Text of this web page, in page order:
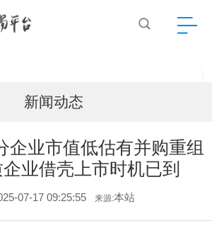
新闻动态
企业市值低估有并购重组
业借壳上市时机已到
07-17 09:25:55 来源:本站